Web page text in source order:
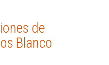
de
Blanco